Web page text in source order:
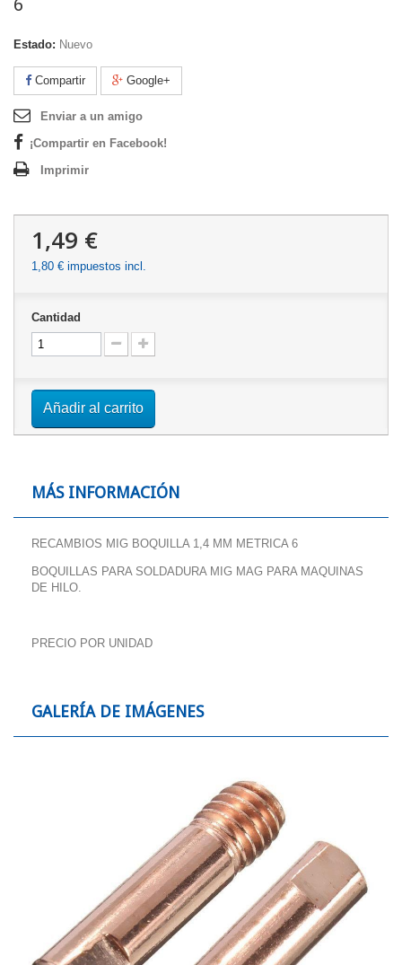
6
Estado: Nuevo
Compartir Google+
Enviar a un amigo
¡Compartir en Facebook!
Imprimir
1,49 €
1,80 € impuestos incl.
Cantidad
Añadir al carrito
MÁS INFORMACIÓN
RECAMBIOS MIG BOQUILLA 1,4 MM METRICA 6
BOQUILLAS PARA SOLDADURA MIG MAG PARA MAQUINAS
DE HILO.
PRECIO POR UNIDAD
GALERÍA DE IMÁGENES